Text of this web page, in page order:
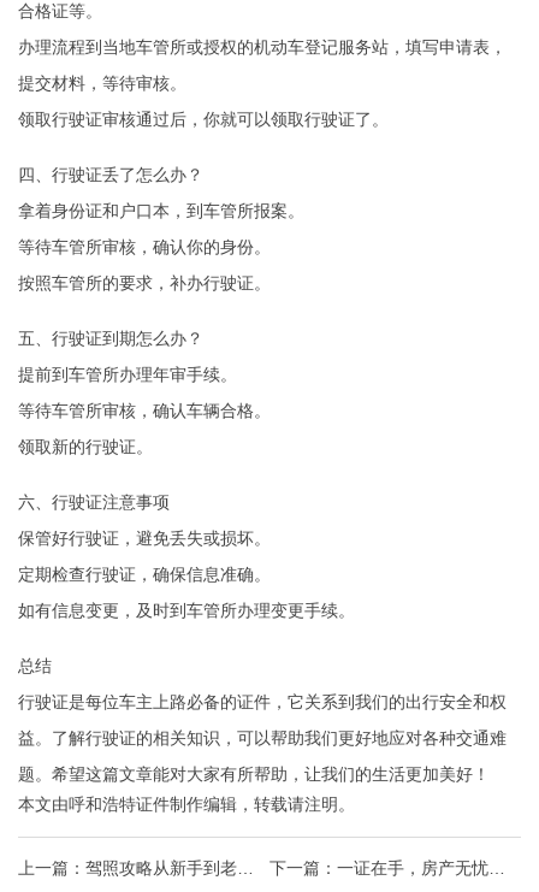
合格证等。
办理流程到当地车管所或授权的机动车登记服务站，填写申请表，
提交材料，等待审核。
领取行驶证审核通过后，你就可以领取行驶证了。
四、行驶证丢了怎么办？
拿着身份证和户口本，到车管所报案。
等待车管所审核，确认你的身份。
按照车管所的要求，补办行驶证。
五、行驶证到期怎么办？
提前到车管所办理年审手续。
等待车管所审核，确认车辆合格。
领取新的行驶证。
六、行驶证注意事项
保管好行驶证，避免丢失或损坏。
定期检查行驶证，确保信息准确。
如有信息变更，及时到车管所办理变更手续。
总结
行驶证是每位车主上路必备的证件，它关系到我们的出行安全和权
益。了解行驶证的相关知识，可以帮助我们更好地应对各种交通难
题。希望这篇文章能对大家有所帮助，让我们的生活更加美好！
本文由呼和浩特证件制作编辑，转载请注明。
上一篇： 驾照攻略从新手到老司 下一篇： 一证在手，房产无忧深